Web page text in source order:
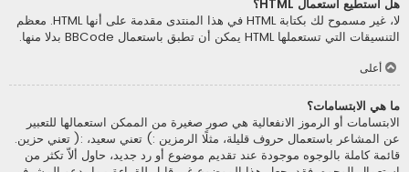
هل أستطيع استعمال HTML؟
لا، غير مسموح لك بكتابة HTML في هذا المنتدى مقدمة على أنها HTML. معظم
التنسيقات التي تستعملها HTML يمكن أن تطبق باستعمال BBCode بدلا منها.
أعلى
ما هي الابتسامات؟
الابتسامات أو الرموز الانفعالية هي صور صغيرة من الممكن استعمالها للتعبير
عن المشاعر باستعمال حروف قليلة، مثلًا الرمزين :) تعني سعيد، :( تعني حزين.
قائمة كاملة بالوجوه موجودة عند تقديم موضوع أو رد جديد، حاول ألاّ تكثر من